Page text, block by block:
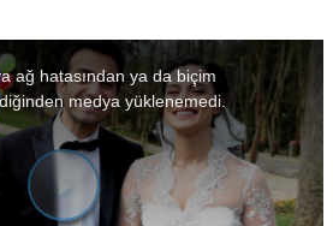
Videoyu
ağ hatasından ya da biçim
medya yüklenemedi.